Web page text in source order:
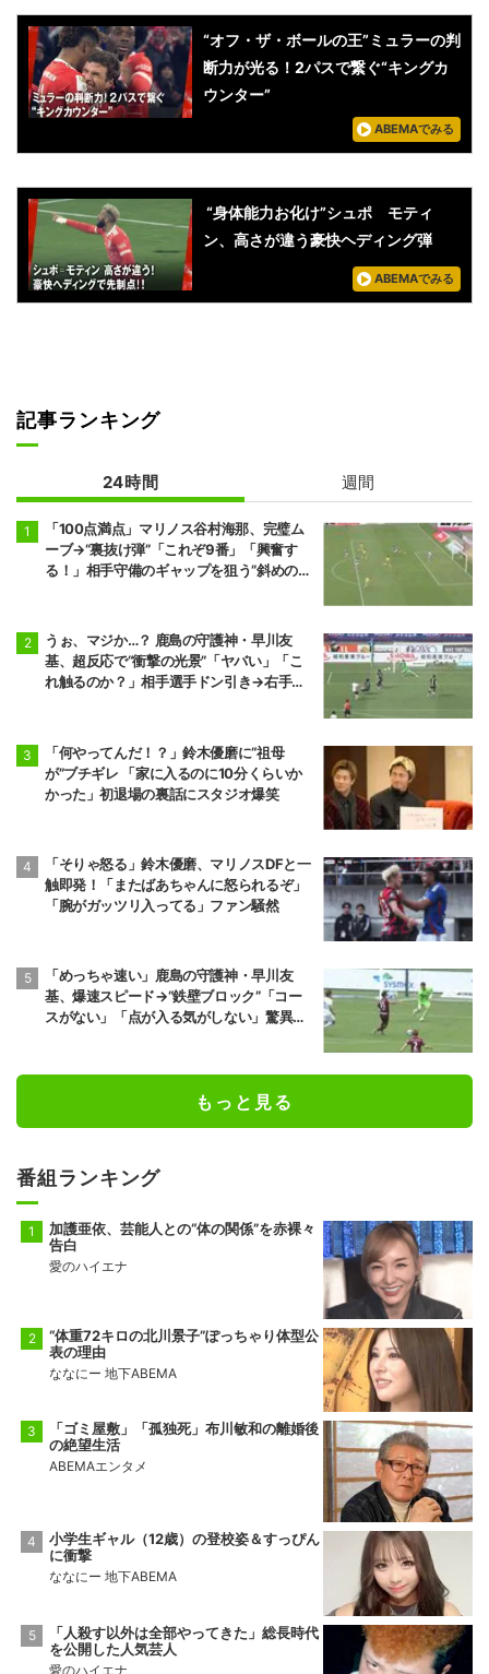
“オフ・ザ・ボールの王”ミュラーの判
断力が光る！2パスで繋ぐ“キングカ
ウンター”
ABEMAでみる
“身体能力お化け”シュポ゠モティ
ン、高さが違う豪快ヘディング弾
ABEMAでみる
記事ランキング
24時間 週間
「100点満点」マリノス谷村海那、完璧ム
ーブ→“裏抜け弾”「これぞ9番」「興奮す
る！」相手守備のギャップを狙う”斜めの抜
うぉ、マジか…？ 鹿島の守護神・早川友
基、超反応で“衝撃の光景”「ヤバい」「こ
れ触るのか？」相手選手ドン引き→右手一
「何やってんだ！？」鈴木優磨に“祖母
が”ブチギレ 「家に入るのに10分くらいか
かった」初退場の裏話にスタジオ爆笑
「そりゃ怒る」鈴木優磨、マリノスDFと一
触即発！「またばあちゃんに怒られるぞ」
「腕がガッツリ入ってる」ファン騒然
「めっちゃ速い」鹿島の守護神・早川友
基、爆速スピード→“鉄壁ブロック”「コー
スがない」「点が入る気がしない」驚異の
もっと見る
番組ランキング
加護亜依、芸能人との“体の関係”を赤裸々
告白
愛のハイエナ
“体重72キロの北川景子”ぽっちゃり体型公
表の理由
ななにー 地下ABEMA
「ゴミ屋敷」「孤独死」布川敏和の離婚後
の絶望生活
ABEMAエンタメ
小学生ギャル（12歳）の登校姿＆すっぴん
に衝撃
ななにー 地下ABEMA
「人殺す以外は全部やってきた」総長時代
を公開した人気芸人
愛のハイエナ